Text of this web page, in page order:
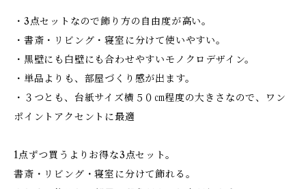
・3点セットなので飾り方の自由度が高い。
・書斎・リビング・寝室に分けて使いやすい。
・黒壁にも白壁にも合わせやすいモノクロデザイン。
・単品よりも、部屋づくり感が出ます。
・３つとも、台紙サイズ横５０㎝程度の大きさなので、ワン
ポイントアクセントに最適
1点ずつ買うよりお得な3点セット。
書斎・リビング・寝室に分けて飾れる。